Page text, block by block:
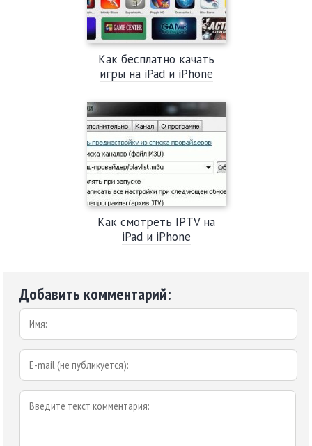
Как бесплатно качать
игры на iPad и iPhone
Как смотреть IPTV на
iPad и iPhone
Добавить комментарий: